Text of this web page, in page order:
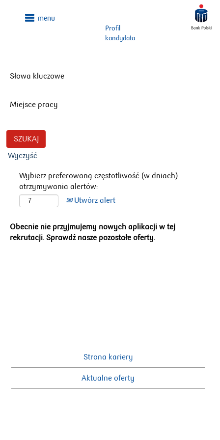
Profil
kandydata
Słowa kluczowe
Miejsce pracy
Wyczyść
Wybierz preferowaną częstotliwość (w dniach)
otrzymywania alertów:
Utwórz alert
Obecnie nie przyjmujemy nowych aplikacji w tej
rekrutacji. Sprawdź nasze pozostałe oferty.
Strona kariery
Aktualne oferty